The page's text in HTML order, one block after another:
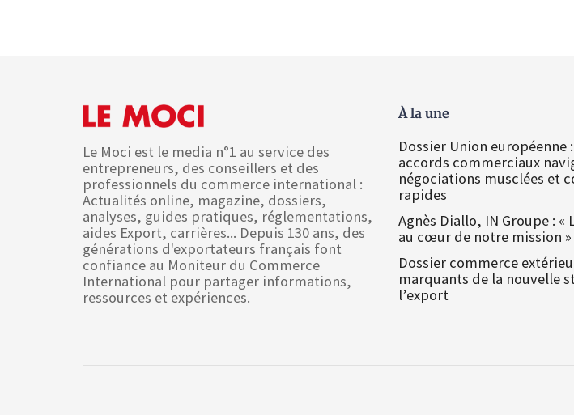
Le Moci est le media n°1 au service des
entrepreneurs, des conseillers et des
professionnels du commerce international :
Actualités online, magazine, dossiers,
analyses, guides pratiques, réglementations,
aides Export, carrières... Depuis 130 ans, des
générations d'exportateurs français font
confiance au Moniteur du Commerce
International pour partager informations,
ressources et expériences.
À la une
Dossier Union européenne
accords commerciaux
négociations musclées et
rapides
Agnès Diallo, IN Groupe : «
au cœur de notre mission »
Dossier commerce
marquants de la nouvelle
l’export